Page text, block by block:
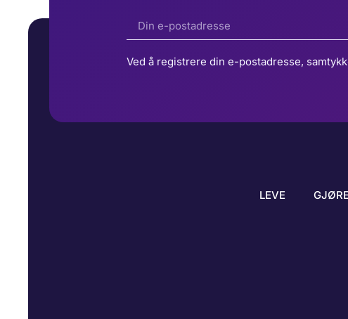
Ved å registrere din e-postadresse,
LEVE GJØRE